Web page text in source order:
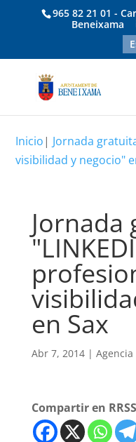
965 82 21 01 -
Beneixama
Inicio| Jornada
visibilidad y negocio"
Jornada
en Sax
Abr 7, 2014| Agencia
Compartir en RRSS